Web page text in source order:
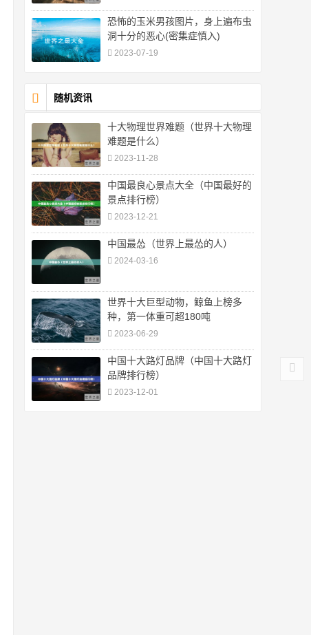
恐怖的玉米男孩图片，身上遍布虫
洞十分的恶心(密集症慎入)
2023-07-19
随机资讯
十大物理世界难题（世界十大物理
难题是什么）
2023-11-28
中国最良心景点大全（中国最好的
景点排行榜）
2023-12-21
中国最怂（世界上最怂的人）
2024-03-16
世界十大巨型动物，鲸鱼上榜多
种，第一体重可超180吨
2023-06-29
中国十大路灯品牌（中国十大路灯
品牌排行榜）
2023-12-01